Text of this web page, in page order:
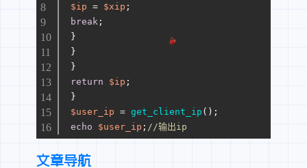
$ip = $xip ;
break ;
}
}
}
return
$ip ;
}
$user_ip = get_client_ip ();
echo
$user_ip ; //输出ip
文章导航